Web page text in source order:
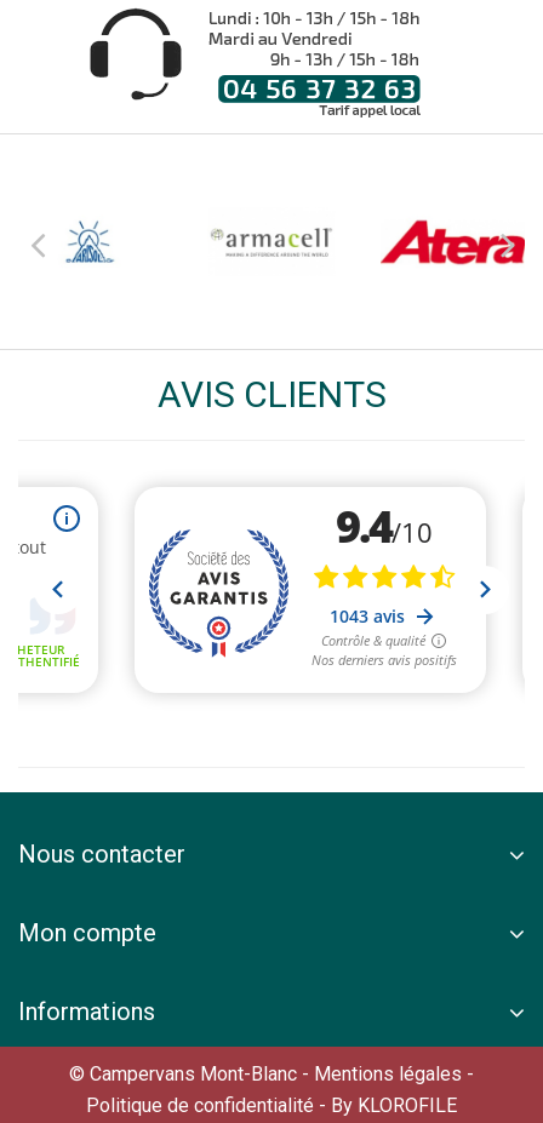
AVIS CLIENTS
Nous contacter
Mon compte
Informations
© Campervans Mont-Blanc - Mentions légales -
Politique de confidentialité - By KLOROFILE